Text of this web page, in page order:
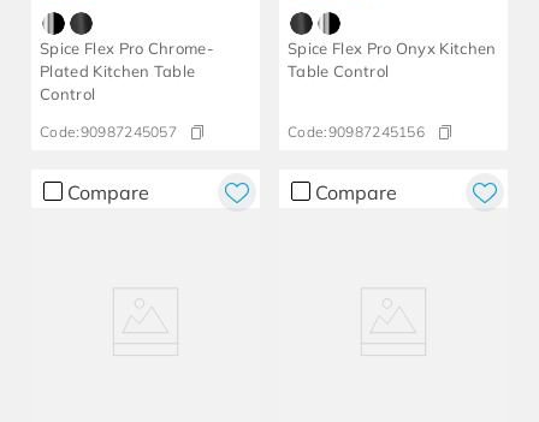
Spice Flex Pro Chrome-
Plated Kitchen Table
Control
Code:90987245057
Spice Flex Pro Onyx Kitchen
Table Control
Code:90987245156
Compare Compare